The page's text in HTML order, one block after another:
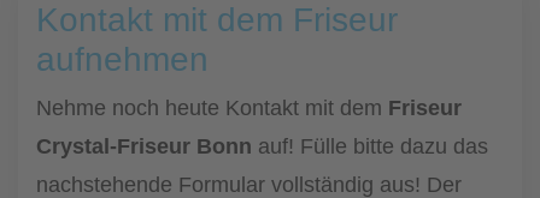
Kontakt mit dem Friseur
aufnehmen
Nehme noch heute Kontakt mit dem Friseur
Crystal-Friseur Bonn auf! Fülle bitte dazu das
nachstehende Formular vollständig aus! Der